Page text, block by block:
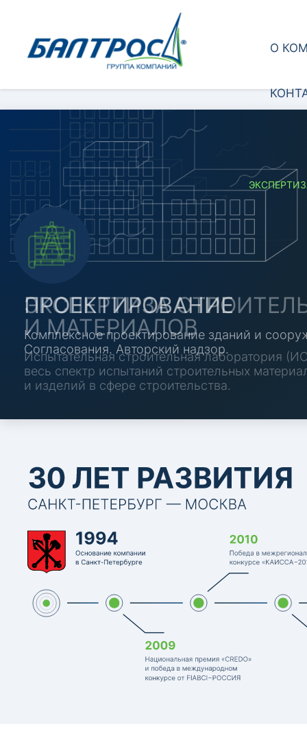
О
ЭКСПЕРТИЗА
И МАТЕРИАЛОВ
Испытательная строительная лаборатория
весь спектр испытаний строительных
и изделий в сфере строительства.